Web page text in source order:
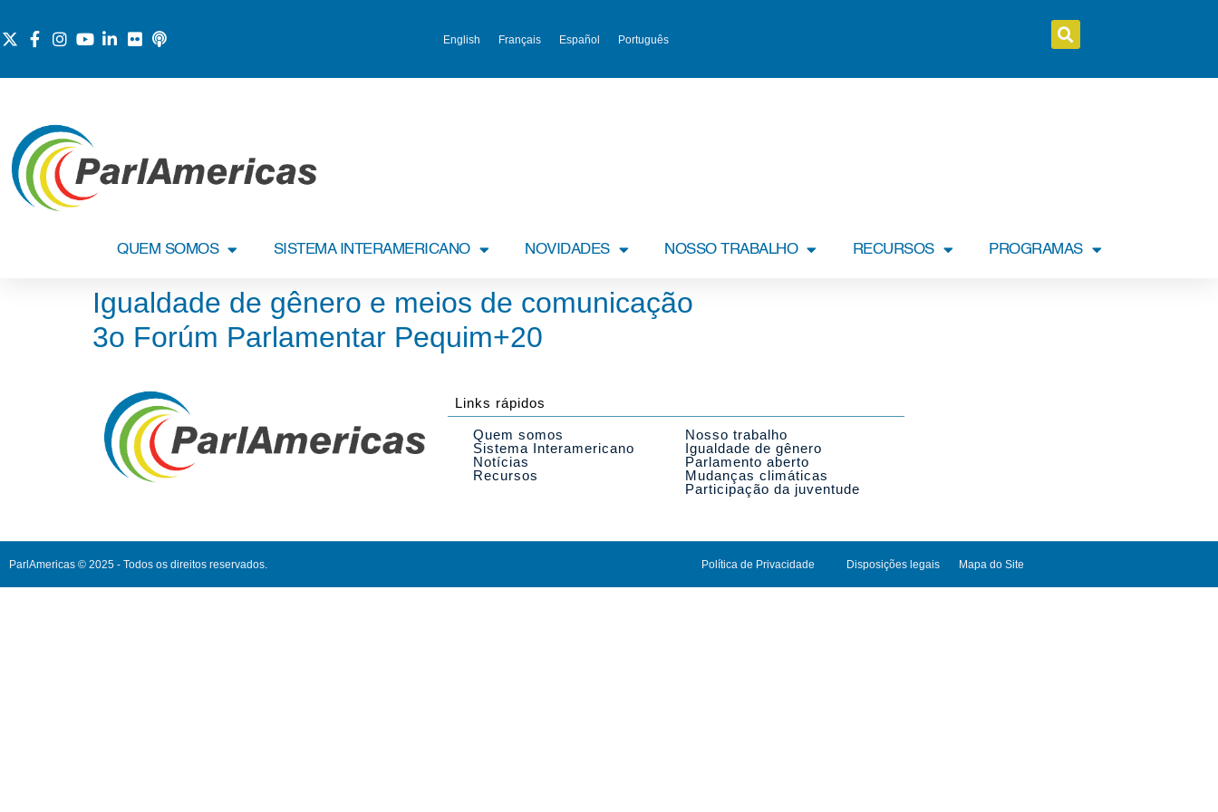
English Français Español Português
QUEM SOMOS SISTEMA INTERAMERICANO NOVIDADES NOSSO TRABALHO RECURSOS PROGRAMAS
Igualdade de gênero e meios de comunicação
3o Forúm Parlamentar Pequim+20
Links rápidos
Quem somos
Sistema Interamericano
Notícias
Recursos
Nosso trabalho
Igualdade de gênero
Parlamento aberto
Mudanças climáticas
Participação da juventude
ParlAmericas © 2025 - Todos os direitos reservados. Política de Privacidade Disposições legais Mapa do Site